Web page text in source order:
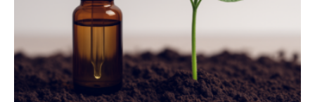
stellt gleichzeitig den ersten Fossilfund einer
Mückenlarve aus dem Mesozoikum dar, denn…